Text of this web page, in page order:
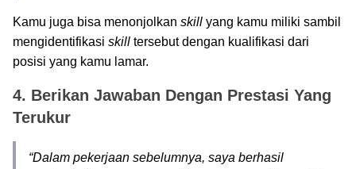
Kamu juga bisa menonjolkan skill yang kamu miliki sambil
mengidentifikasi skill tersebut dengan kualifikasi dari
posisi yang kamu lamar.
4. Berikan Jawaban Dengan Prestasi Yang
Terukur
“Dalam pekerjaan sebelumnya, saya berhasil